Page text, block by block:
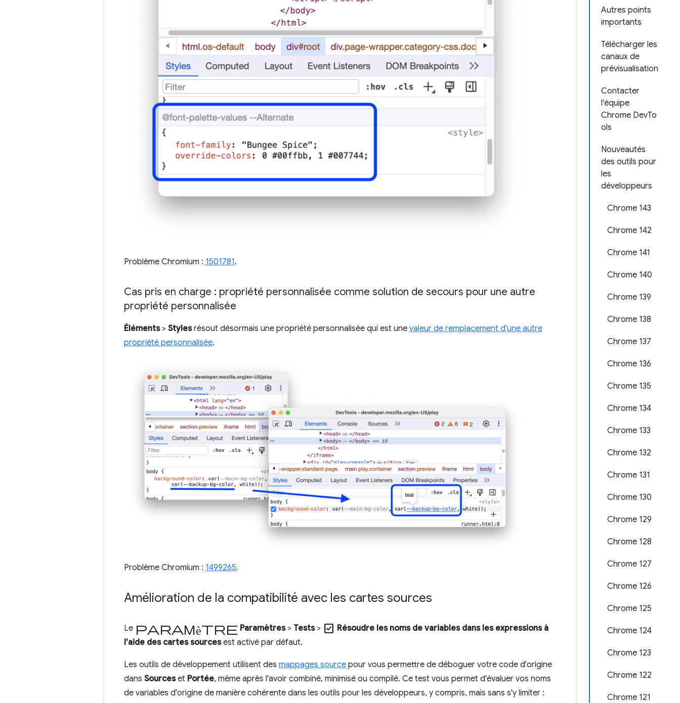
Autres points
importants
Télécharger les
canaux de
prévisualisation
Contacter
l'équipe
Chrome DevTo
ols
Nouveautés
des outils pour
les
développeurs
Chrome 143
Chrome 142
Chrome 141
Chrome 140
Chrome 139
Chrome 138
Chrome 137
Chrome 136
Chrome 135
Chrome 134
Chrome 133
Chrome 132
Chrome 131
Chrome 130
Chrome 129
Chrome 128
Chrome 127
Chrome 126
Chrome 125
Chrome 124
Chrome 123
Chrome 122
Chrome 121
Problème Chromium : 1501781.
Cas pris en charge : propriété personnalisée comme solution de secours pour une autre
propriété personnalisée
Éléments> Stylesrésout désormais une propriété personnalisée qui est une valeur de remplacement d'une autre
propriété personnalisée.
Problème Chromium : 1499265.
Amélioration de la compatibilité avec les cartes sources
Le paramètre Paramètres> Tests> check_box Résoudre les noms de variables dans les expressions à
l'aide des cartes sourcesest activé par défaut.
Les outils de développement utilisent des mappages source pour vous permettre de déboguer votre code d'origine
dans Sourceset Portée, même après l'avoir combiné, minimisé ou compilé. Ce test vous permet d'évaluer vos noms
de variables d'origine de manière cohérente dans les outils pour les développeurs, y compris, mais sans s'y limiter :